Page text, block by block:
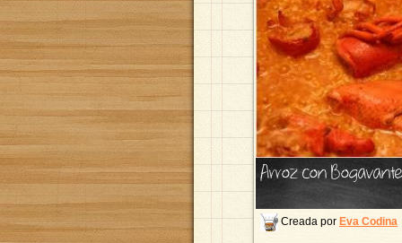
Arroz con Bogavante
Creada por Eva Codina